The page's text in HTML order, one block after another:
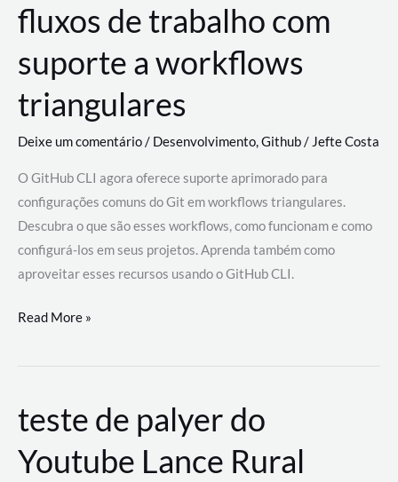
fluxos de trabalho com
suporte a workflows
triangulares
Deixe um comentário/ Desenvolvimento,Github/ Jefte Costa
O GitHub CLI agora oferece suporte aprimorado para
configurações comuns do Git em workflows triangulares.
Descubra o que são esses workflows, como funcionam e como
configurá-los em seus projetos. Aprenda também como
aproveitar esses recursos usando o GitHub CLI.
GitHub
revoluciona
de
trabalho
com
Read More »
teste de palyer do
Youtube Lance Rural